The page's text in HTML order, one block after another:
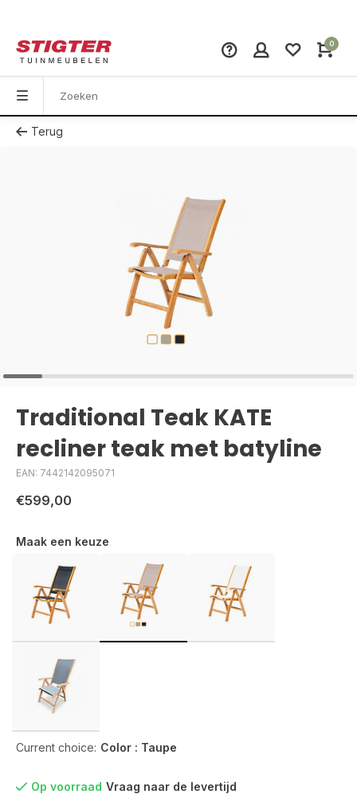
0
Terug
Traditional Teak KATE
recliner teak met batyline
EAN: 7442142095071
€599,00
Maak een keuze
Current choice: Color : Taupe
Op voorraad Vraag naar de levertijd